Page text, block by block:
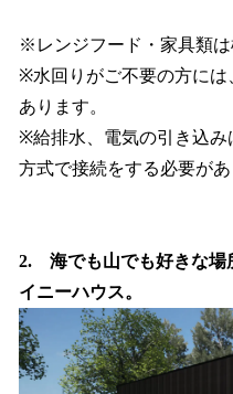
※レンジフード・家具類は
※水回りがご不要の方には
あります。
※給排水、電気の引き込み
方式で接続をする必要があ
2. 海でも山でも好きな場
イニーハウス。